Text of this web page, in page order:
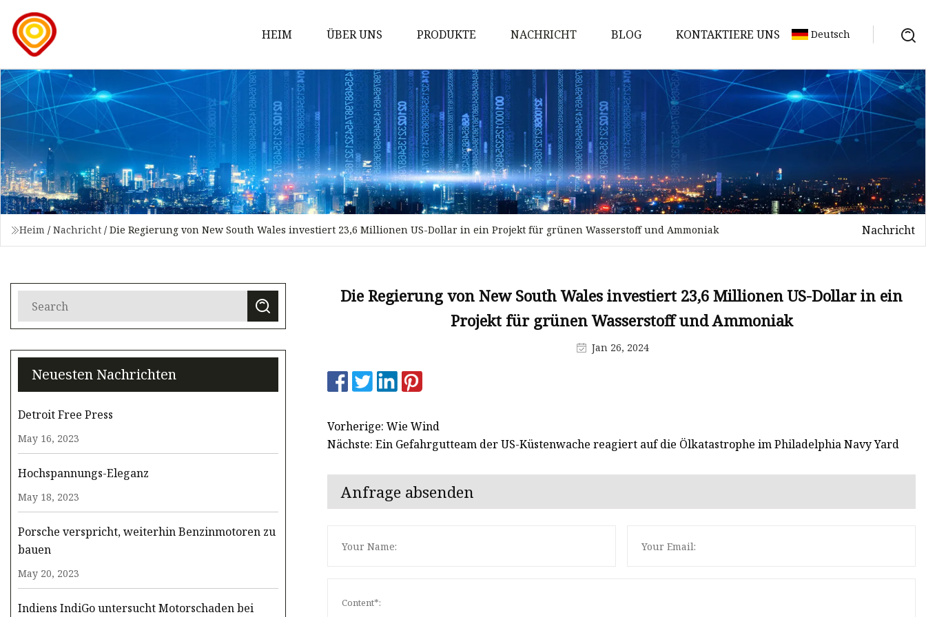
HEIM ÜBER UNS PRODUKTE
Pumpe
Motor
Generator
Maschinenbau
Gasgenerator
Dieselmotor
Benzinmotor
Dieselwasserpumpe
NACHRICHT BLOG KONTAKTIERE UNS Deutsch
Heim / Nachricht / Die Regierung von New South Wales investiert 23,6 Millionen US-Dollar in ein Projekt für grünen Wasserstoff und Ammoniak Nachricht
Neuesten Nachrichten
Detroit Free Press
May 16, 2023
Hochspannungs-Eleganz
May 18, 2023
Porsche verspricht, weiterhin Benzinmotoren zu
bauen
May 20, 2023
Indiens IndiGo untersucht Motorschaden bei
Die Regierung von New South Wales investiert 23,6 Millionen US-Dollar in ein
Projekt für grünen Wasserstoff und Ammoniak
Jan 26, 2024
Vorherige: Wie Wind
Nächste: Ein Gefahrgutteam der US-Küstenwache reagiert auf die Ölkatastrophe im Philadelphia Navy Yard
Anfrage absenden